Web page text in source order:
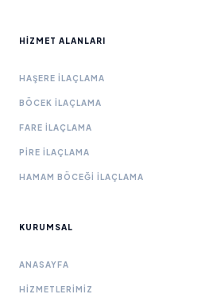
HIZMET ALANLARI
HAŞERE İLAÇLAMA
BÖCEK İLAÇLAMA
FARE İLAÇLAMA
PIRE İLAÇLAMA
HAMAM BÖCEĞI İLAÇLAMA
KURUMSAL
ANASAYFA
HIZMETLERIMIZ